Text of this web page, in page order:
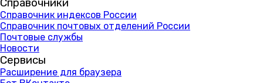
Справочники
Справочник индексов России
Справочник почтовых отделений России
Почтовые службы
Новости
Сервисы
Расширение для браузера